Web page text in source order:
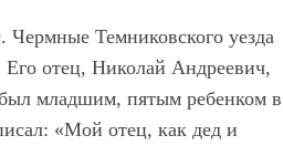
Чермные Темниковского уезда
отец, Николай Андреевич,
младшим, пятым ребенком в
«Мой отец, как дед и